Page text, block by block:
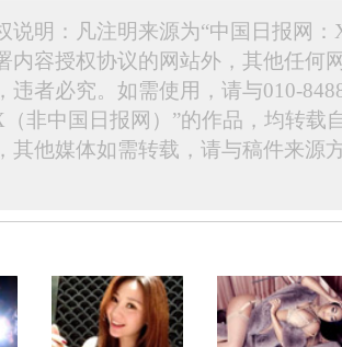
说明：凡注明来源为“中国日报网
内容授权协议的网站外，其他任何
违者必究。如需使用，请与010-
非中国日报网）”的作品，均转载
其他媒体如需转载，请与稿件来源